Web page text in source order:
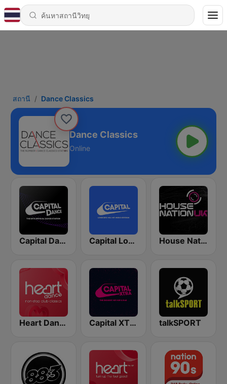
สถานี Dance Classics
Dance Classics
Online
Capital Dance Capital London House Nation UK
Heart Dance Capital XTRA London talkSPORT